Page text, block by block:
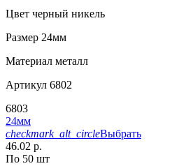
Цвет черный никель
Размер 24мм
Материал металл
Артикул 6802
6803
24мм
checkmark_alt_circleВыбрать
46.02 р.
По 50 шт